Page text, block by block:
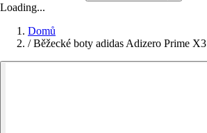
Loading...
Domů
/ Běžecké boty adidas Adizero Prime X3